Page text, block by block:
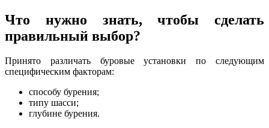
Что нужно знать, чтобы сделать
правильный выбор?
Принято различать буровые установки по следующим
специфическим факторам:
способу бурения;
типу шасси;
глубине бурения.